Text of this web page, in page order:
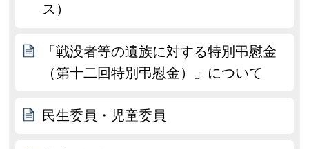
ス）
「戦没者等の遺族に対する特別弔慰金
（第十二回特別弔慰金）」について
民生委員・児童委員